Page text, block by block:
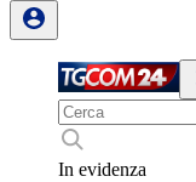
In evidenza